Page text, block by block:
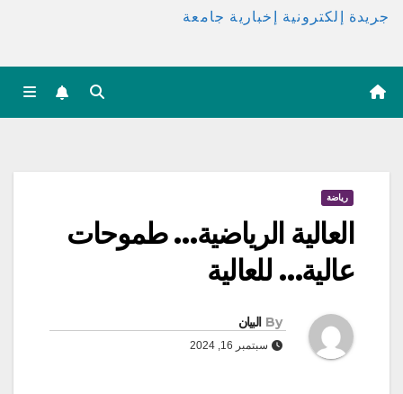
جريدة إلكترونية إخبارية جامعة
رياضة
العالية الرياضية… طموحات
عالية… للعالية
By البيان
سبتمبر 16, 2024